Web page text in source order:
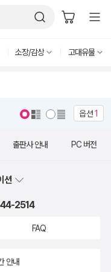
소장/감상 고대유물
옵션1
출판사 안내 PC 버전
션
2514
FAQ
안내